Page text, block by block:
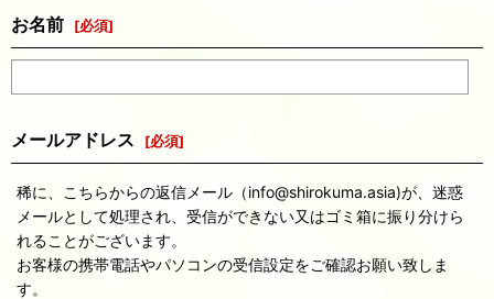
お名前 [必須]
メールアドレス [必須]
稀に、こちらからの返信メール（info@shirokuma.asia)が、迷惑
メールとして処理され、受信ができない又はゴミ箱に振り分けら
れることがございます。
お客様の携帯電話やパソコンの受信設定をご確認お願い致しま
す。